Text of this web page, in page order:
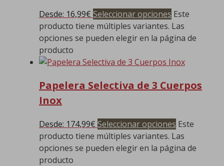
Desde: 16,99€ Seleccionar opciones Este
producto tiene múltiples variantes. Las
opciones se pueden elegir en la página de
producto
Papelera Selectiva de 3 Cuerpos
Inox
Desde: 174,99€ Seleccionar opciones Este
producto tiene múltiples variantes. Las
opciones se pueden elegir en la página de
producto